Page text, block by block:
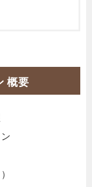
概要